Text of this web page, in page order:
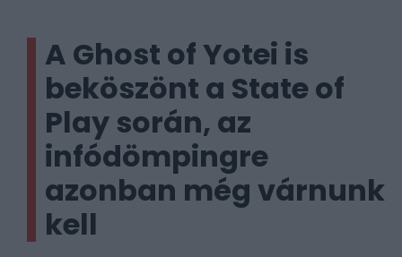
A Ghost of Yotei is
beköszönt a State of
Play során, az
infódömpingre
azonban még várnunk
kell